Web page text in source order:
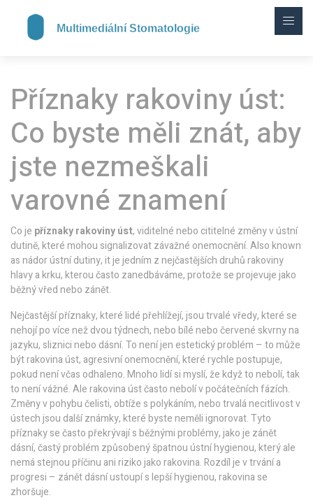
Příznaky rakoviny úst:
Co byste měli znát, aby
jste nezmeškali
varovné znamení
Co je příznaky rakoviny úst,viditelné nebo cititelné změny v ústní
dutině, které mohou signalizovat závažné onemocnění. Also known
asnádor ústní dutiny, itje jedním z nejčastějších druhů rakoviny
hlavy a krku, kterou často zanedbáváme, protože se projevuje jako
běžný vřed nebo zánět.
Nejčastější příznaky, které lidé přehlížejí, jsou trvalé vředy, které se
nehojí po více než dvou týdnech, nebo bílé nebo červené skvrny na
jazyku, sliznici nebo dásní. To není jen estetický problém – to může
býtrakovina úst, agresivní onemocnění, které rychle postupuje,
pokud není včas odhaleno. Mnoho lidí si myslí, že když to nebolí, tak
to není vážné. Ale rakovina úst často nebolí v počátečních fázích.
Změny v pohybu čelisti, obtíže s polykáním, nebo trvalá necitlivost v
ústech jsou další známky, které byste neměli ignorovat. Tyto
příznaky se často překrývají s běžnými problémy, jako je zánět
dásní,častý problém způsobený špatnou ústní hygienou, který ale
nemá stejnou příčinu ani riziko jako rakovina. Rozdíl je v trvání a
progresi – zánět dásní ustoupí s lepší hygienou, rakovina se
zhoršuje.